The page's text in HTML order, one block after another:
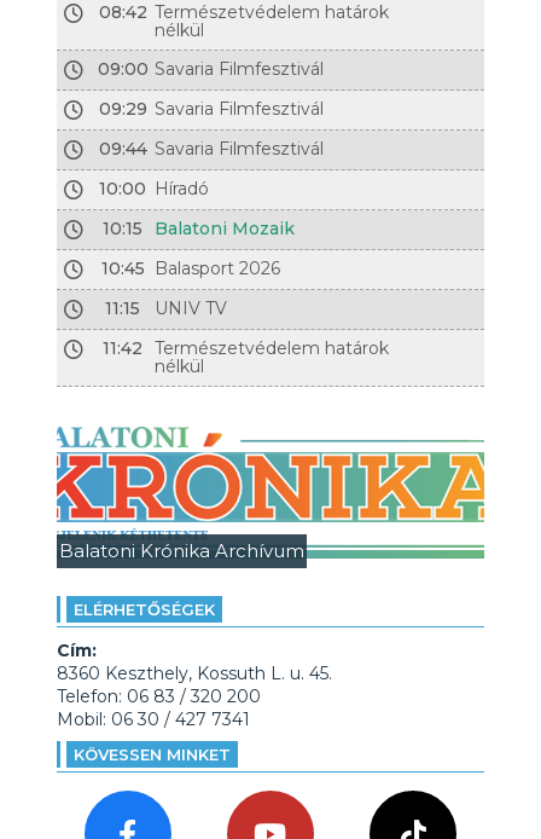
08:42 Természetvédelem határok
nélkül
09:00 Savaria Filmfesztivál
09:29 Savaria Filmfesztivál
09:44 Savaria Filmfesztivál
10:00 Híradó
10:15
Balatoni Mozaik
10:45
Balasport 2026
11:15
UNIV TV
11:42
Természetvédelem határok
nélkül
Balatoni Krónika Archívum
ELÉRHETŐSÉGEK
Cím:
8360 Keszthely, Kossuth L. u. 45.
Telefon: 06 83 / 320 200
Mobil: 06 30 / 427 7341
KÖVESSEN MINKET